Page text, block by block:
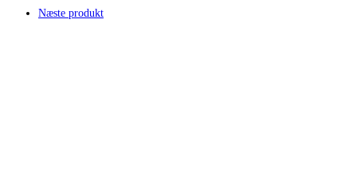
Næste produkt